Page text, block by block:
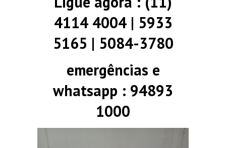
4114 4004 | 5933
5165 | 5084-3780
emergências e
whatsapp : 94893
1000